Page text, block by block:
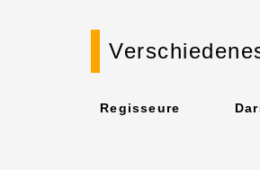
Regisseure